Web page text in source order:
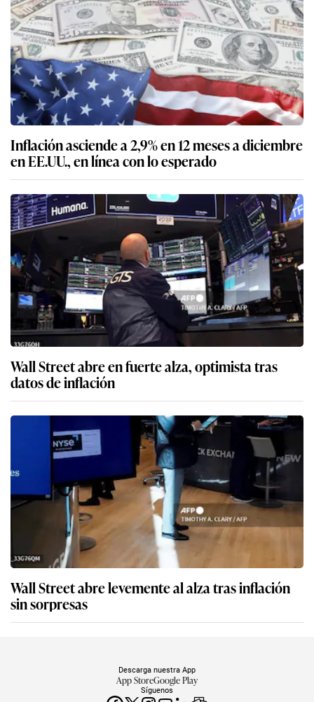
Inflación asciende a 2,9% en 12 meses a diciembre
en EE.UU., en línea con lo esperado
Wall Street abre en fuerte alza, optimista tras
datos de inflación
Wall Street abre levemente al alza tras inflación
sin sorpresas
Síguenos
Descarga nuestra App
App StoreGoogle Play